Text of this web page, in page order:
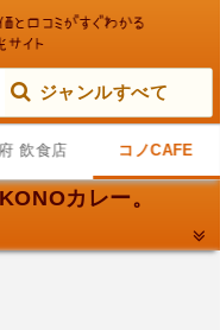
ジャンルすべて
飲食店 コノCAFE
カレー。